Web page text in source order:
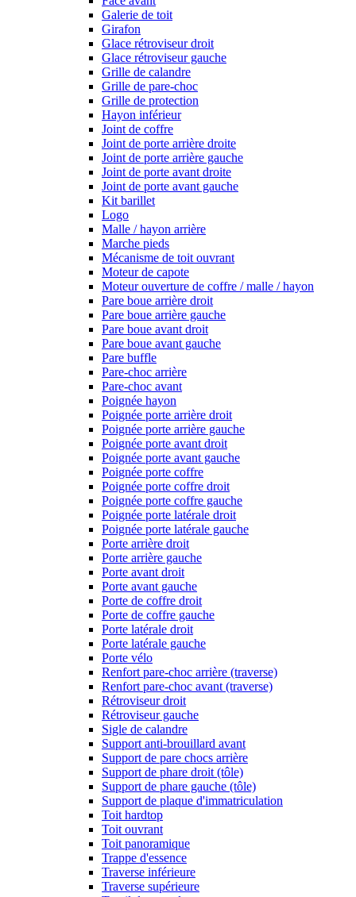
Galerie de toit
Girafon
Glace rétroviseur droit
Glace rétroviseur gauche
Grille de calandre
Grille de pare-choc
Grille de protection
Hayon inférieur
Joint de coffre
Joint de porte arrière droite
Joint de porte arrière gauche
Joint de porte avant droite
Joint de porte avant gauche
Kit barillet
Logo
Malle / hayon arrière
Marche pieds
Mécanisme de toit ouvrant
Moteur de capote
Moteur ouverture de coffre / malle / hayon
Pare boue arrière droit
Pare boue arrière gauche
Pare boue avant droit
Pare boue avant gauche
Pare buffle
Pare-choc arrière
Pare-choc avant
Poignée hayon
Poignée porte arrière droit
Poignée porte arrière gauche
Poignée porte avant droit
Poignée porte avant gauche
Poignée porte coffre
Poignée porte coffre droit
Poignée porte coffre gauche
Poignée porte latérale droit
Poignée porte latérale gauche
Porte arrière droit
Porte arrière gauche
Porte avant droit
Porte avant gauche
Porte de coffre droit
Porte de coffre gauche
Porte latérale droit
Porte latérale gauche
Porte vélo
Renfort pare-choc arrière (traverse)
Renfort pare-choc avant (traverse)
Rétroviseur droit
Rétroviseur gauche
Sigle de calandre
Support anti-brouillard avant
Support de pare chocs arrière
Support de phare droit (tôle)
Support de phare gauche (tôle)
Support de plaque d'immatriculation
Toit hardtop
Toit ouvrant
Toit panoramique
Trappe d'essence
Traverse inférieure
Traverse supérieure